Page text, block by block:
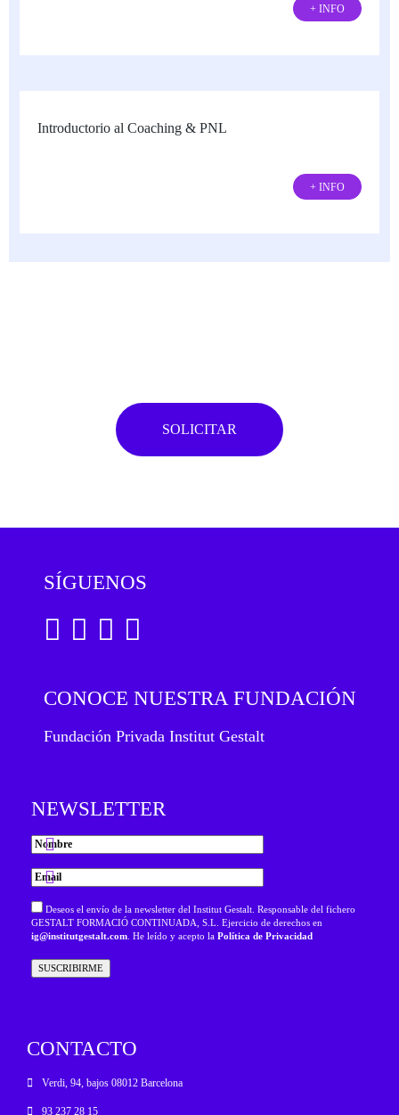
+ INFO
Introductorio al Coaching & PNL
+ INFO
SOLICITAR
SÍGUENOS
CONOCE NUESTRA FUNDACIÓN
Fundación Privada Institut Gestalt
NEWSLETTER
Deseos el envío de la newsletter del Institut Gestalt. Responsable del fichero
GESTALT FORMACIÓ CONTINUADA, S.L. Ejercicio de derechos en
ig@institutgestalt.com . He leído y acepto la Política de Privacidad
CONTACTO
Verdi, 94, bajos 08012 Barcelona
93 237 28 15